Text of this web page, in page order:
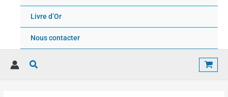
Livre d’Or
Nous contacter
Rechercher